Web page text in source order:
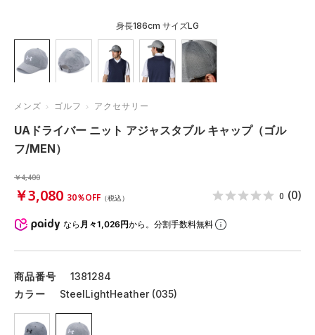
身長186cm サイズLG
メンズ ゴルフ アクセサリー
UAドライバー ニット アジャスタブル キャップ（ゴル
フ/MEN）
￥4,400
￥3,080 30％OFF （税込） 0 (0)
なら 月々1,026円から。分割手数料無料
商品番号
1381284
カラー
SteelLightHeather (035)